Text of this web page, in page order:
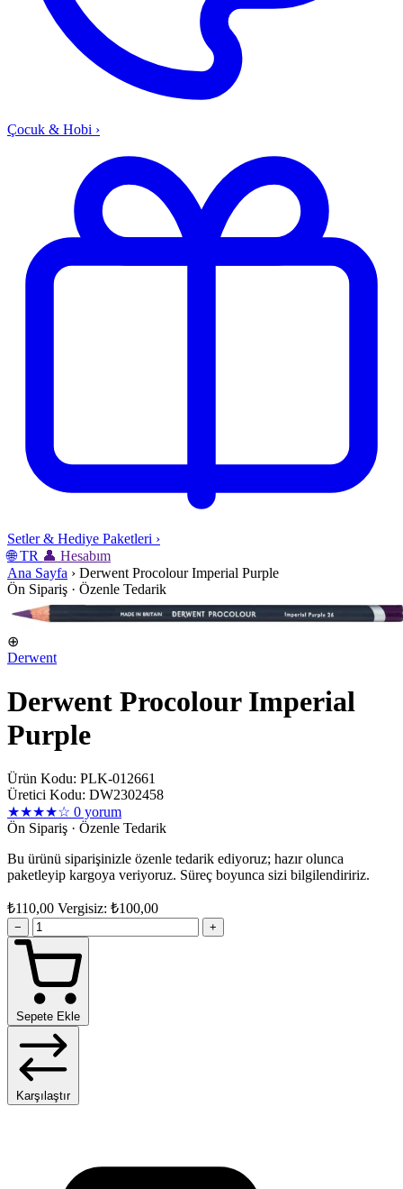
Çocuk & Hobi ›
Setler & Hediye Paketleri ›
🌐 TR 👤 Hesabım
Ana Sayfa › Derwent Procolour Imperial Purple
Ön Sipariş · Özenle Tedarik
⊕
Derwent
Derwent Procolour Imperial
Purple
Ürün Kodu: PLK-012661
Üretici Kodu: DW2302458
★★★★☆ 0 yorum
Ön Sipariş · Özenle Tedarik
Bu ürünü siparişinizle özenle tedarik ediyoruz; hazır olunca
paketleyip kargoya veriyoruz. Süreç boyunca sizi bilgilendiririz.
₺110,00 Vergisiz: ₺100,00
− +
Sepete Ekle
Karşılaştır